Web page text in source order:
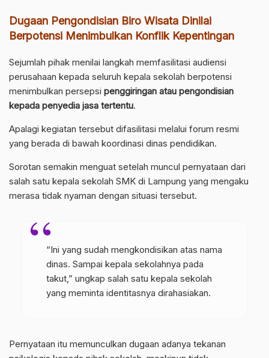
Dugaan Pengondisian Biro Wisata Dinilai
Berpotensi Menimbulkan Konflik Kepentingan
Sejumlah pihak menilai langkah memfasilitasi audiensi
perusahaan kepada seluruh kepala sekolah berpotensi
menimbulkan persepsi penggiringan atau pengondisian
kepada penyedia jasa tertentu.
Apalagi kegiatan tersebut difasilitasi melalui forum resmi
yang berada di bawah koordinasi dinas pendidikan.
Sorotan semakin menguat setelah muncul pernyataan dari
salah satu kepala sekolah SMK di Lampung yang mengaku
merasa tidak nyaman dengan situasi tersebut.
“Ini yang sudah mengkondisikan atas nama
dinas. Sampai kepala sekolahnya pada
takut,” ungkap salah satu kepala sekolah
yang meminta identitasnya dirahasiakan.
Pernyataan itu memunculkan dugaan adanya tekanan